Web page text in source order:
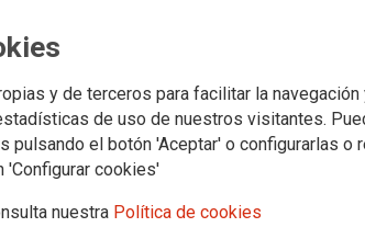
y de terceros para facilitar la navegación
de uso de nuestros visitantes.
pulsando el botón 'Aceptar' o configurarlas o
'Configurar cookies'
nuestra Política de cookies